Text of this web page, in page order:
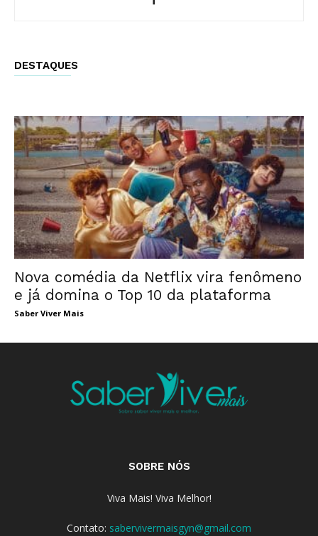
DESTAQUES
Nova comédia da Netflix vira fenômeno
e já domina o Top 10 da plataforma
Saber Viver Mais
SOBRE NÓS
Viva Mais! Viva Melhor!
Contato: sabervivermaisgyn@gmail.com